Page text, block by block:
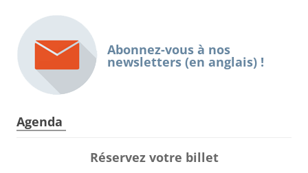
Abonnez-vous à nos
newsletters (en anglais) !
Agenda
Réservez votre billet